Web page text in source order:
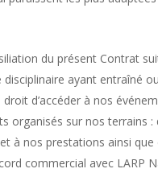
du présent Contrat
disciplinaire ayant entraîné
d’accéder à nos
organisés sur nos terrains :
à nos prestations ainsi que
commercial avec LARP